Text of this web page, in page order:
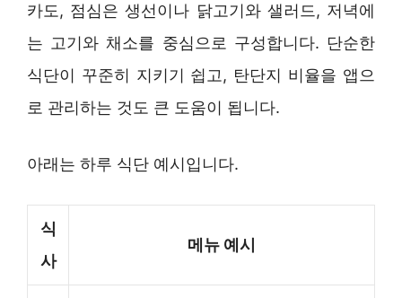
카도, 점심은 생선이나 닭고기와 샐러드, 저녁에
는 고기와 채소를 중심으로 구성합니다. 단순한
식단이 꾸준히 지키기 쉽고, 탄단지 비율을 앱으
로 관리하는 것도 큰 도움이 됩니다.
아래는 하루 식단 예시입니다.
식
사
메뉴 예시